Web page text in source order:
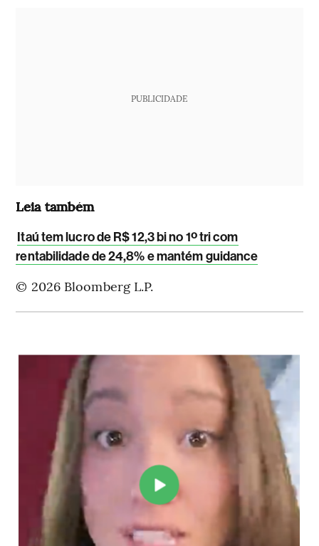
PUBLICIDADE
Leia também
Itaú tem lucro de R$ 12,3 bi no 1º tri com
rentabilidade de 24,8% e mantém guidance
© 2026 Bloomberg L.P.